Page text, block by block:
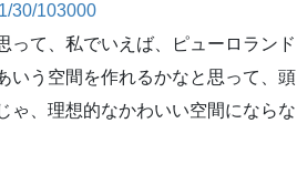
30/103000
って、私でいえば、ピューロランド
いう空間を作れるかなと思って、頭
ゃ、理想的なかわいい空間にならな